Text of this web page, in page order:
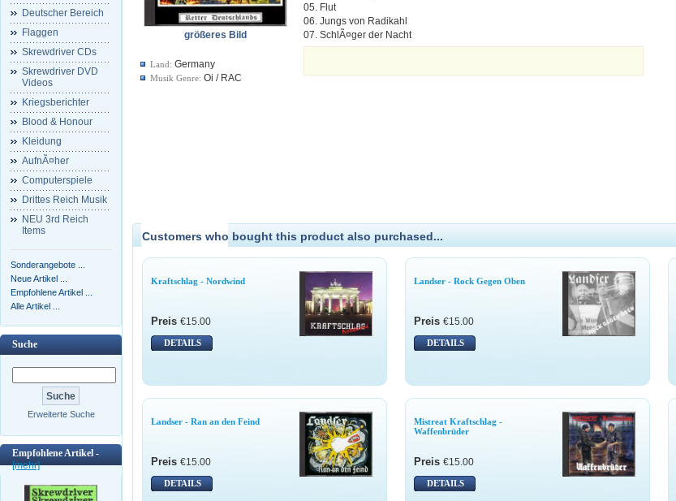
Deutscher Bereich
Flaggen
Skrewdriver CDs
Skrewdriver DVD
Videos
Kriegsberichter
Blood & Honour
Kleidung
AufnÃ¤her
Computerspiele
Drittes Reich Musik
NEU 3rd Reich
Items
Sonderangebote ...
Neue Artikel ...
Empfohlene Artikel ...
Alle Artikel ...
Suche
Erweiterte Suche
Empfohlene Artikel -
[mehr]
größeres Bild
Land: Germany
Musik Genre: Oi / RAC
05. Flut
06. Jungs von Radikahl
07. SchlÃ¤ger der Nacht
Customers who bought this product also purchased...
Kraftschlag - Nordwind
Preis €15.00
DETAILS
Landser - Rock Gegen Oben
Preis €15.00
DETAILS
Landser - Ran an den Feind
Preis €15.00
DETAILS
Mistreat Kraftschlag -
Waffenbrüder
Preis €15.00
DETAILS